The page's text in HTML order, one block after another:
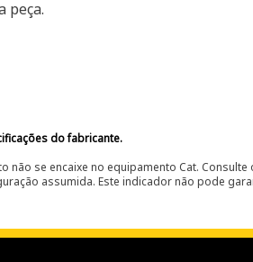
peça.
do fabricante.
se encaixe no equipamento Cat.
assumida. Este indicador não pode